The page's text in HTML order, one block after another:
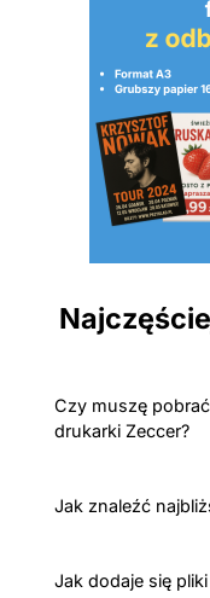
Czy muszę
drukarki Zeccer?
Jak znaleźć
Jak dodaje się